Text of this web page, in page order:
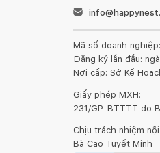
Mã số doanh
Đăng ký lần đầu:
Nơi cấp: Sở Kế
Giấy phép MXH:
231/GP-BTTTT do
Chịu trách nhiệm
Bà Cao Tuyết Minh